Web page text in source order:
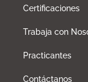
Certificaciones
Trabaja con
Practicantes
Contáctanos